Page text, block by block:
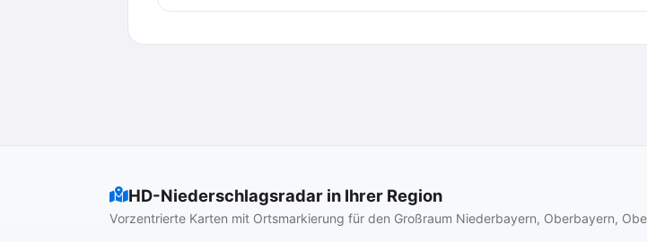
HD-Niederschlagsradar in Ihrer Region
Vorzentrierte Karten mit Ortsmarkierung für den Großraum Niederbayern, Oberbayern,